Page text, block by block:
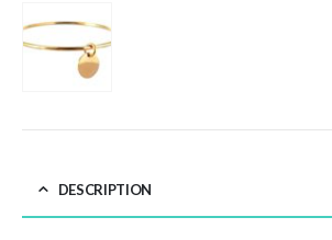
DESCRIPTION